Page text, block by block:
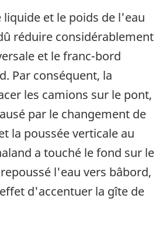
et le poids de l'eau
réduire considérablement
et le franc-bord
Par conséquent, la
les camions sur le pont,
par le changement de
la poussée verticale au
a touché le fond sur le
l'eau vers bâbord,
d'accentuer la gîte de